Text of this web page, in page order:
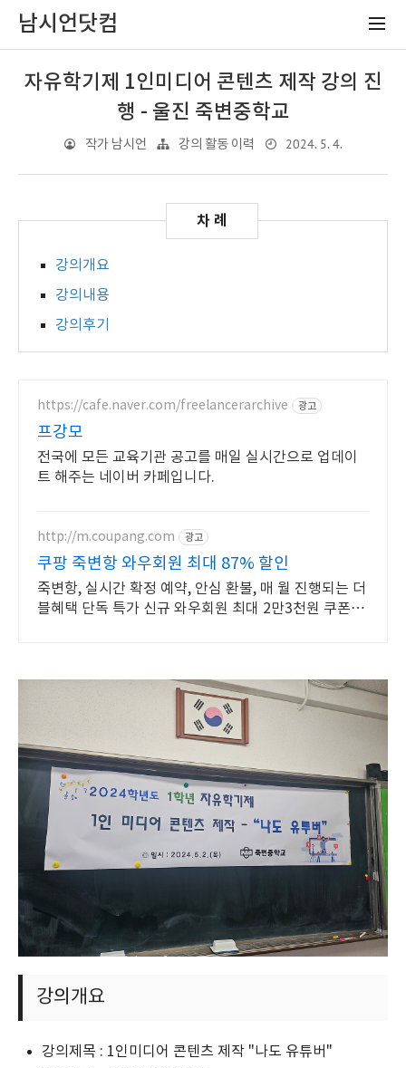
남시언닷컴
자유학기제 1인미디어 콘텐츠 제작 강의 진
행 - 울진 죽변중학교
작가 남시언 강의 활동 이력 2024. 5. 4.
강의개요
강의내용
강의후기
https://cafe.naver.com/freelancerarchive 광고
프강모
전국에 모든 교육기관 공고를 매일 실시간으로 업데이
트 해주는 네이버 카페입니다.
http://m.coupang.com 광고
쿠팡 죽변항 와우회원 최대 87% 할인
죽변항, 실시간 확정 예약, 안심 환불, 매 월 진행되는 더
블혜택 단독 특가 신규 와우회원 최대 2만3천원 쿠폰팩
강의개요
강의제목 : 1인미디어 콘텐츠 제작 "나도 유튜버"